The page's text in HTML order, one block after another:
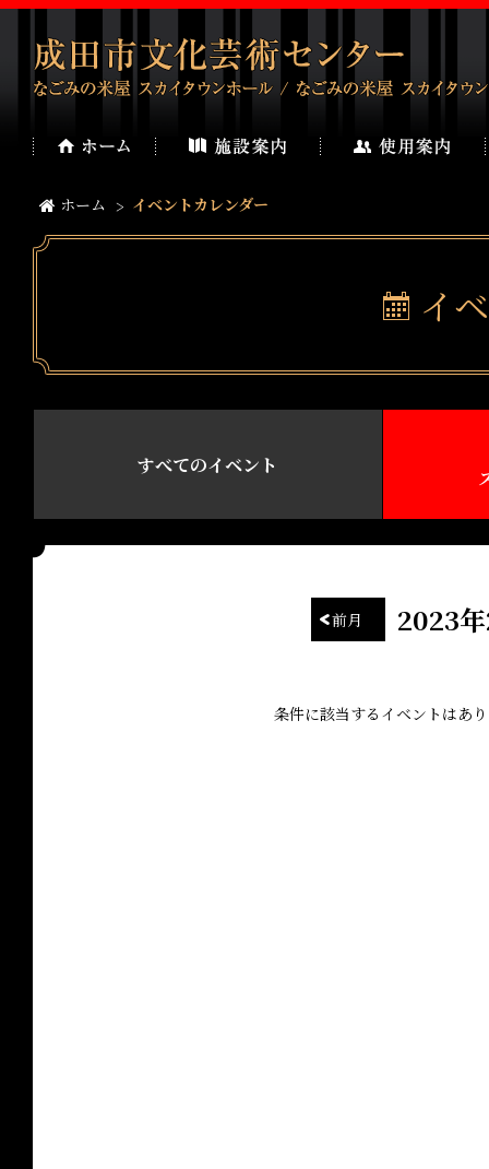
ホーム イベントカレンダー
イ
すべてのイベント
前月 2023
条件に該当するイベントはあ